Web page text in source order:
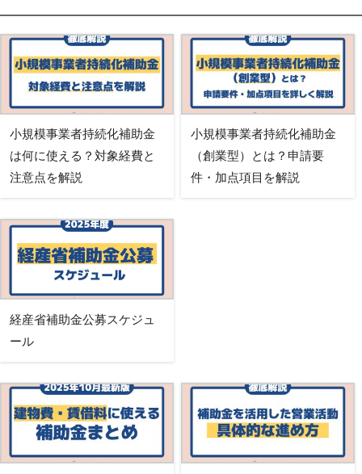
小規模事業者持続化補助金
は何に使える？対象経費と
注意点を解説
小規模事業者持続化補助金
（創業型）とは？申請要
件・加点項目を解説
経産省補助金公募スケジュ
ール